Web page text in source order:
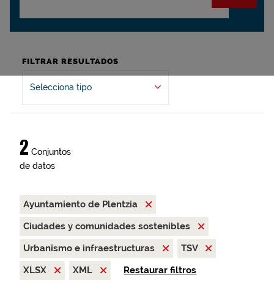
FILTRAR RESULTADOS
Selecciona tipo
2 Conjuntos
de datos
Ayuntamiento de Plentzia
Ciudades y comunidades sostenibles
Urbanismo e infraestructuras
TSV
XLSX
XML Restaurar filtros